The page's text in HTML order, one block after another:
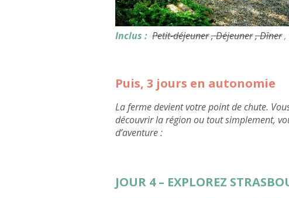
Inclus : Petit-déjeuner, Déjeuner, Dîner,
Puis, 3 jours en autonomie
La ferme devient votre point de chute.
découvrir la région ou tout simplement,
d’aventure :
JOUR 4 – EXPLOREZ